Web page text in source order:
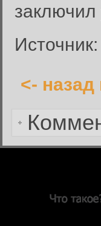
Источник:
<-
Забыли